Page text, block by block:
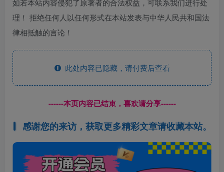
如若本站内容侵犯了原著者的合法权益，可联系我们进行处
理！ 拒绝任何人以任何形式在本站发表与中华人民共和国法
律相抵触的言论！
此处内容已隐藏，请付费后查看
------本页内容已结束，喜欢请分享------
感谢您的来访，获取更多精彩文章请收藏本站。